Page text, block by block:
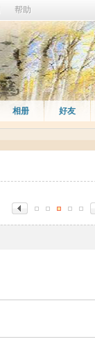
帮助
相册 好友